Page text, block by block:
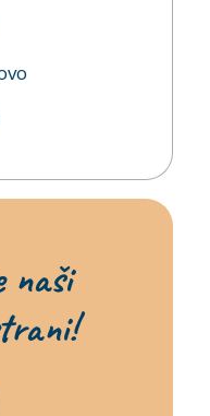
naši